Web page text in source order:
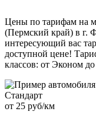
Цены по тарифам на
(Пермский край) в г.
интересующий вас
доступной цене!
классов: от Эконом
Стандарт
от 25 руб/км